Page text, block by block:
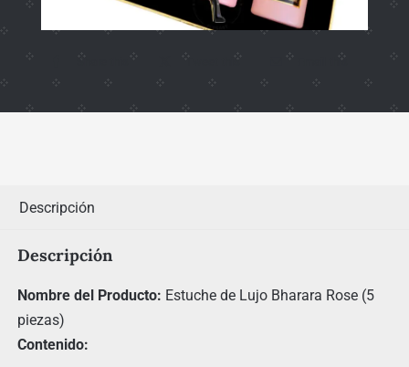
Descripción
Descripción
Nombre del Producto: Estuche de Lujo Bharara Rose (5
piezas)
Contenido: